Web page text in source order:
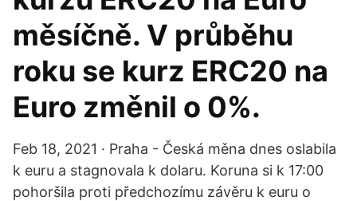
měsíčně. V průběhu
roku se kurz ERC20 na
Euro změnil o 0%.
Feb 18, 2021 · Praha - Česká měna dnes oslabila
k euru a stagnovala k dolaru. Koruna si k 17:00
pohoršila proti předchozímu závěru k euru o